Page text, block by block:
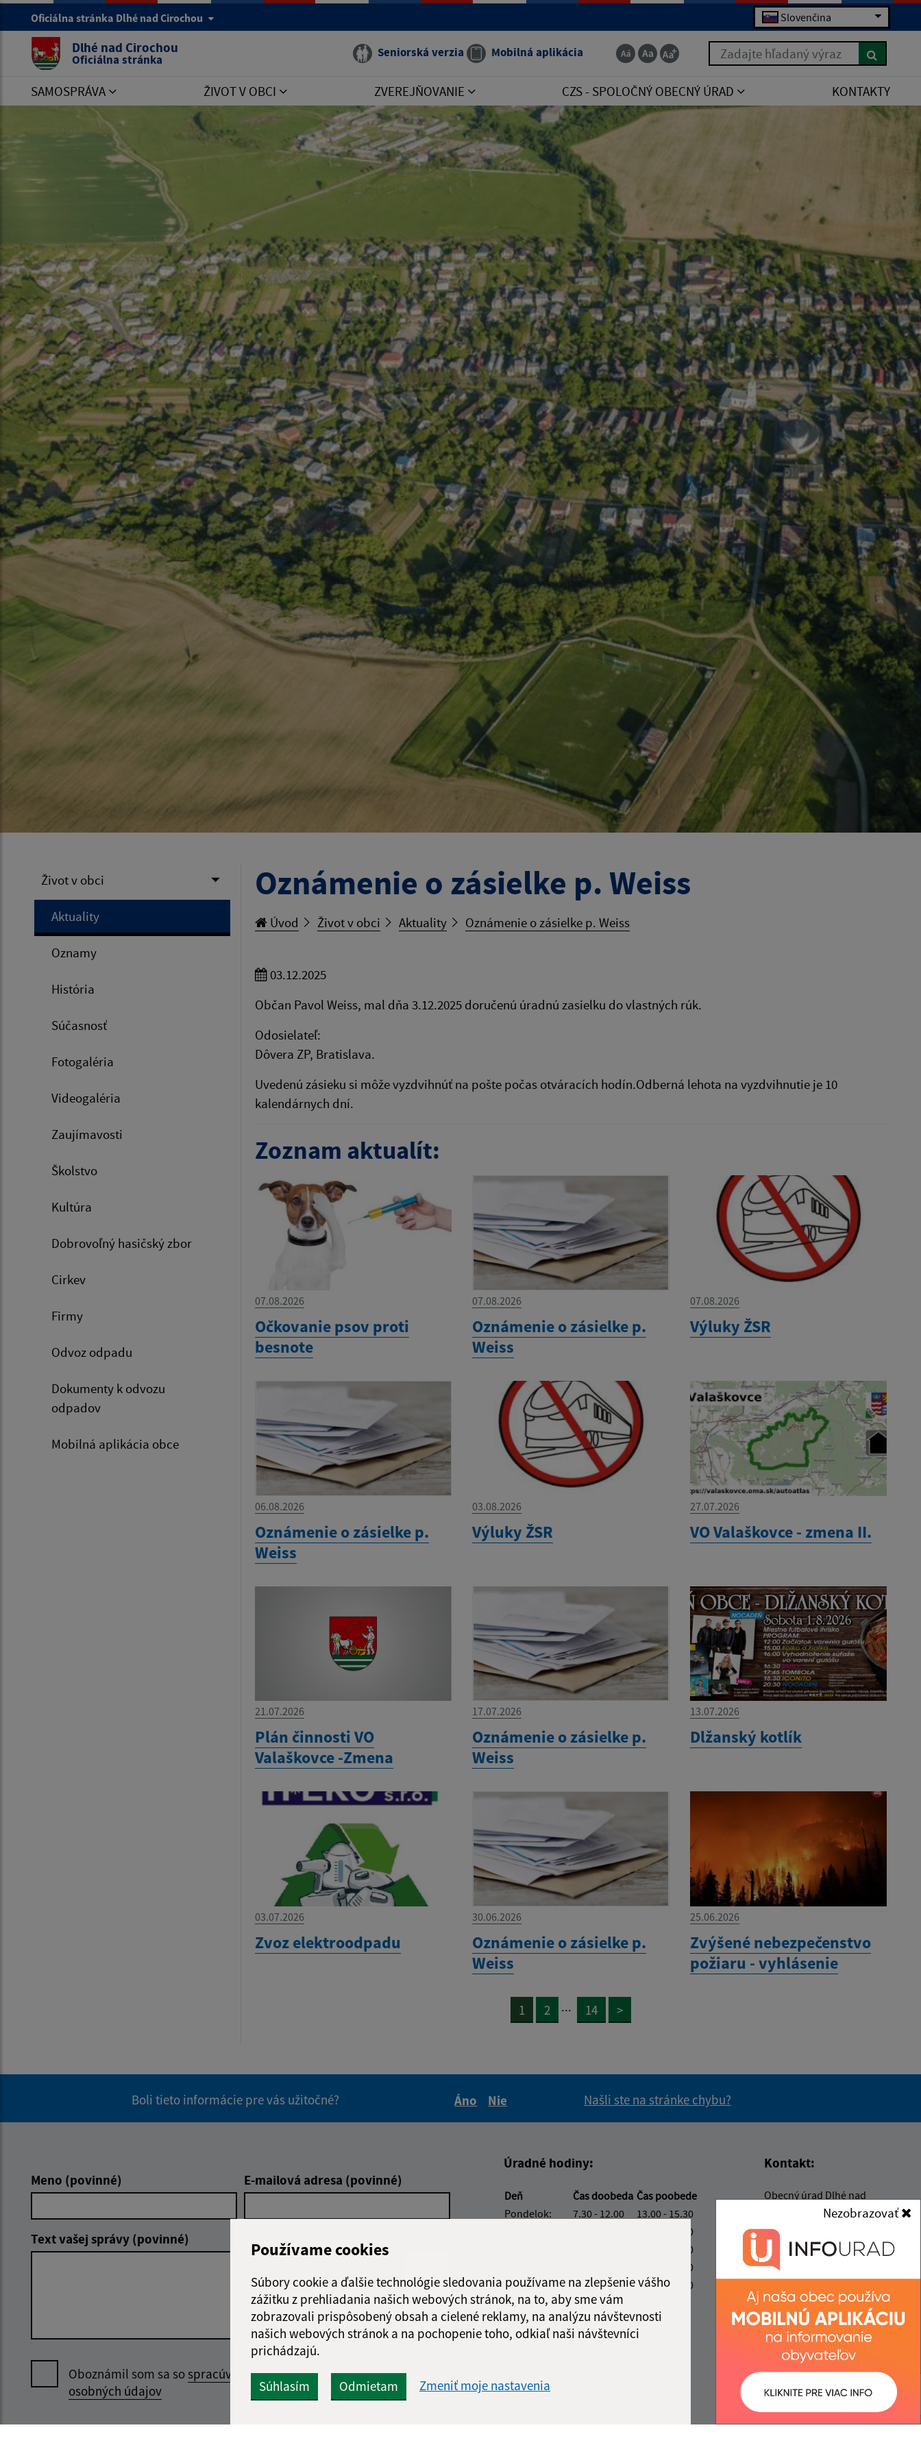
Používame cookies
Súbory cookie a ďalšie technológie sledovania používame na zlepšenie vášho
zážitku z prehliadania našich webových stránok, na to, aby sme vám
zobrazovali prispôsobený obsah a cielené reklamy, na analýzu návštevnosti
našich webových stránok a na pochopenie toho, odkiaľ naši návštevníci
prichádzajú.
Súhlasím Odmietam Zmeniť moje nastavenia
Nezobrazovať
Oficiálna stránka Dlhé nad Cirochou Slovenčina
Dlhé nad Cirochou
Oficiálna stránka Seniorská verzia Mobilná aplikácia Zadajte hľadaný výraz
SAMOSPRÁVA ŽIVOT V OBCI ZVEREJŇOVANIE CZS - SPOLOČNÝ OBECNÝ ÚRAD KONTAKTY
Život v obci
Aktuality
Oznamy
História
Súčasnosť
Fotogaléria
Videogaléria
Zaujímavosti
Školstvo
Kultúra
Dobrovoľný hasičský zbor
Cirkev
Firmy
Odvoz odpadu
Dokumenty k odvozu
odpadov
Mobilná aplikácia obce
Oznámenie o zásielke p. Weiss
Úvod Život v obci Aktuality Oznámenie o zásielke p. Weiss
03.12.2025
Občan Pavol Weiss, mal dňa 3.12.2025 doručenú úradnú zasielku do vlastných rúk.
Odosielateľ:
Dôvera ZP, Bratislava.
Uvedenú zásieku si môže vyzdvihnúť na pošte počas otváracích hodín.Odberná lehota na vyzdvihnutie je 10
kalendárnych dní.
Zoznam aktualít:
07.08.2026
Očkovanie psov proti
besnote
07.08.2026
Oznámenie o zásielke p.
Weiss
07.08.2026
Výluky ŽSR
06.08.2026
Oznámenie o zásielke p.
Weiss
03.08.2026
Výluky ŽSR
27.07.2026
VO Valaškovce - zmena II.
21.07.2026
Plán činnosti VO
Valaškovce -Zmena
17.07.2026
Oznámenie o zásielke p.
Weiss
13.07.2026
Dlžanský kotlík
03.07.2026
Zvoz elektroodpadu
30.06.2026
Oznámenie o zásielke p.
Weiss
25.06.2026
Zvýšené nebezpečenstvo
požiaru - vyhlásenie
1 2 ... 14 >
Boli tieto informácie pre vás užitočné?
Áno
Nie
Našli ste na stránke chybu?
Meno (povinné) E-mailová adresa (povinné)
Text vašej správy (povinné)
Oboznámil som sa sospracúvaním
osobných údajov
Odoslať správu
Úradné hodiny:
Deň Čas doobeda Čas poobede
Pondelok:
7.30 - 12.00
13.00 - 15.30
13.00 - 15.30
13.00 - 15.30
13.00 - 15.30
Piatok:
7.30 - 12.00 13.00 - 15.30
Kontakt:
Obecný úrad Dlhé nad
Hlavná 187/87
067 82 Dlhé nad Cirochou
obec@dlhenadcirochou.sk
+421 57/ 762 22 42
IČO: 00322938